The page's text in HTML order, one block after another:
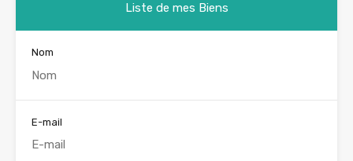
Liste de mes Biens
Nom
E-mail